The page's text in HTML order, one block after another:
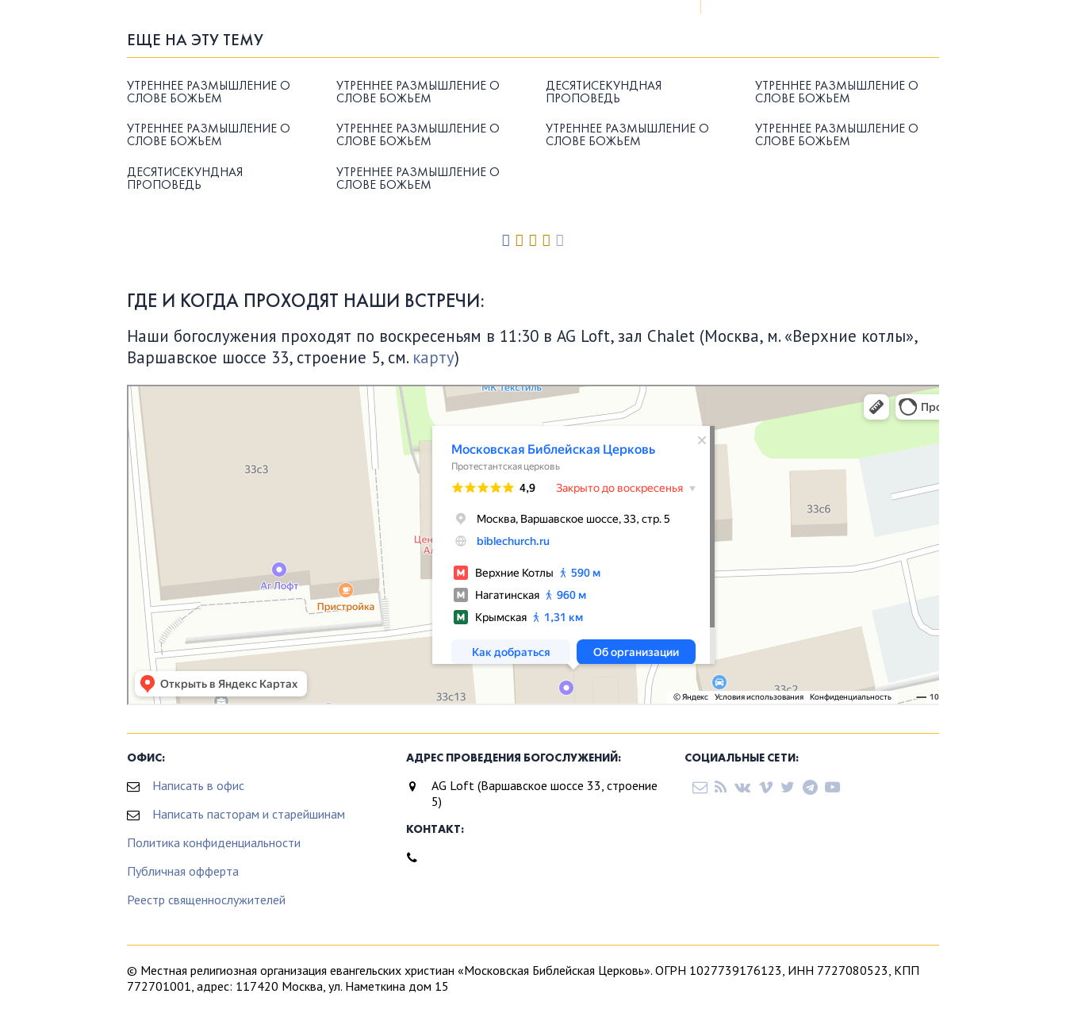
ЕЩЕ НА ЭТУ ТЕМУ
УТРЕННЕЕ РАЗМЫШЛЕНИЕ О
СЛОВЕ БОЖЬЕМ
УТРЕННЕЕ РАЗМЫШЛЕНИЕ О
СЛОВЕ БОЖЬЕМ
ДЕСЯТИСЕКУНДНАЯ
ПРОПОВЕДЬ
УТРЕННЕЕ РАЗМЫШЛЕНИЕ О
СЛОВЕ БОЖЬЕМ
УТРЕННЕЕ РАЗМЫШЛЕНИЕ О
СЛОВЕ БОЖЬЕМ
УТРЕННЕЕ РАЗМЫШЛЕНИЕ О
СЛОВЕ БОЖЬЕМ
УТРЕННЕЕ РАЗМЫШЛЕНИЕ О
СЛОВЕ БОЖЬЕМ
УТРЕННЕЕ РАЗМЫШЛЕНИЕ О
СЛОВЕ БОЖЬЕМ
ДЕСЯТИСЕКУНДНАЯ
ПРОПОВЕДЬ
УТРЕННЕЕ РАЗМЫШЛЕНИЕ О
СЛОВЕ БОЖЬЕМ
ГДЕ И КОГДА ПРОХОДЯТ НАШИ ВСТРЕЧИ:
Наши богослужения проходят по воскресеньям в 11:30 в AG Loft, зал Chalet (Москва, м. «Верхние котлы»,
Варшавское шоссе 33, строение 5, см. карту)
Московская Библейская Церковь
Протестантская церковь в Москве
ОФИС:
Написать в офис
Написать пасторам и старейшинам
Политика конфиденциальности
Публичная офферта
Реестр священнослужителей
АДРЕС ПРОВЕДЕНИЯ БОГОСЛУЖЕНИЙ:
AG Loft (Варшавское шоссе 33, строение
5)
КОНТАКТ:
СОЦИАЛЬНЫЕ СЕТИ:
© Местная религиозная организация евангельских христиан «Московская Библейская Церковь». ОГРН 1027739176123, ИНН 7727080523, КПП
772701001, адрес: 117420 Москва, ул. Наметкина дом 15